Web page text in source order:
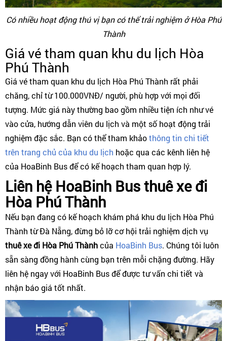
Có nhiều hoạt động thú vị bạn có thể trải nghiệm ở Hòa Phú
Thành
Giá vé tham quan khu du lịch Hòa
Phú Thành
Giá vé tham quan khu du lịch Hòa Phú Thành rất phải
chăng, chỉ từ 100.000VNĐ/ người, phù hợp với mọi đối
tượng. Mức giá này thường bao gồm nhiều tiện ích như vé
vào cửa, hướng dẫn viên du lịch và một số hoạt động trải
nghiệm đặc sắc. Bạn có thể tham khảothông tin chi tiết
trên trang chủ của khu du lịch hoặc qua các kênh liên hệ
của HoaBinh Bus để có kế hoạch tham quan hợp lý.
Liên hệ HoaBinh Bus thuê xe đi
Hòa Phú Thành
Nếu bạn đang có kế hoạch khám phá khu du lịch Hòa Phú
Thành từ Đà Nẵng, đừng bỏ lỡ cơ hội trải nghiệm dịch vụ
thuê xe đi Hòa Phú Thànhcủa HoaBinh Bus. Chúng tôi luôn
sẵn sàng đồng hành cùng bạn trên mỗi chặng đường. Hãy
liên hệ ngay với HoaBinh Bus để được tư vấn chi tiết và
nhận báo giá tốt nhất.